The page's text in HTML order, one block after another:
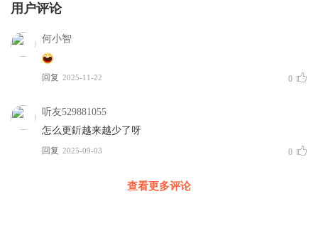
用户评论
何小智
回复 2025-11-22 0
听友529881055
怎么更釿越来越少了呀
回复 2025-09-03 0
查看更多评论